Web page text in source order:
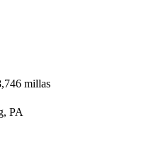
millas
PA